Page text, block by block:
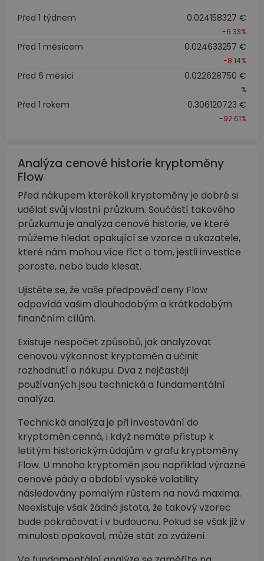
Před 1 týdnem 0.024158327 €
-6.33%
Před 1 měsícem 0.024633257 €
-8.14%
Před 6 měsíci 0.022628750 €
%
Před 1 rokem 0.306120723 €
-92.61%
Analýza cenové historie kryptoměny
Flow
Před nákupem kterékoli kryptoměny je dobré si
udělat svůj vlastní průzkum. Součástí takového
průzkumu je analýza cenové historie, ve které
můžeme hledat opakující se vzorce a ukazatele,
které nám mohou více říct o tom, jestli investice
poroste, nebo bude klesat.
Ujistěte se, že vaše předpověď ceny Flow
odpovídá vašim dlouhodobým a krátkodobým
finančním cílům.
Existuje nespočet způsobů, jak analyzovat
cenovou výkonnost kryptoměn a učinit
rozhodnutí o nákupu. Dva z nejčastěji
používaných jsou technická a fundamentální
analýza.
Technická analýza je při investování do
kryptoměn cenná, i když nemáte přístup k
letitým historickým údajům v grafu kryptoměny
Flow. U mnoha kryptoměn jsou například výrazné
cenové pády a období vysoké volatility
následovány pomalým růstem na nová maxima.
Neexistuje však žádná jistota, že takový vzorec
bude pokračovat i v budoucnu. Pokud se však již v
minulosti opakoval, může stát za zvážení.